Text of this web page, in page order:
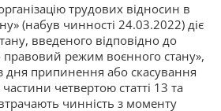
трудових відносин в
(набув чинності 24.03.2022) діє
введеного відповідно до
правовий режим воєнного стану»,
дня припинення або скасування
четвертою статті 13 та
чинність з моменту